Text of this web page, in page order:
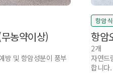
농약이상)
방 및 항암성분이 풍부
항암
항암
2개
자연드
합니다.